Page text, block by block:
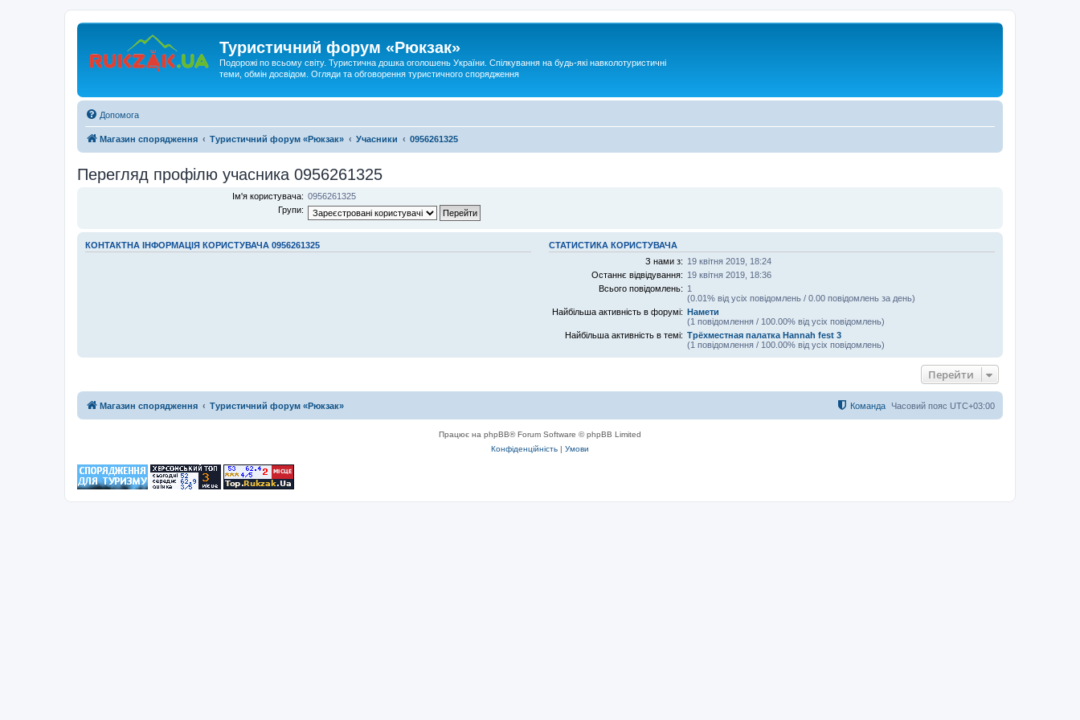
Туристичний форум «Рюкзак»
Подорожі по всьому світу. Туристична дошка оголошень України. Спілкування на будь-які навколотуристичні
теми, обмін досвідом. Огляди та обговорення туристичного спорядження
Допомога
Магазин спорядження Туристичний форум «Рюкзак» Учасники 0956261325
Перегляд профілю учасника 0956261325
Ім'я користувача: 0956261325
Групи:
КОНТАКТНА ІНФОРМАЦІЯ КОРИСТУВАЧА 0956261325
СТАТИСТИКА КОРИСТУВАЧА
З нами з: 19 квітня 2019, 18:24
Останнє відвідування: 19 квітня 2019, 18:36
Всього повідомлень: 1
(0.01% від усіх повідомлень / 0.00 повідомлень за день)
Найбільша активність в форумі: Намети
(1 повідомлення / 100.00% від усіх повідомлень)
Найбільша активність в темі: Трёхместная палатка Hannah fest 3
(1 повідомлення / 100.00% від усіх повідомлень)
Перейти
Магазин спорядження Туристичний форум «Рюкзак» Часовий пояс UTC+03:00
Команда
Працює на phpBB® Forum Software © phpBB Limited
Конфіденційність | Умови